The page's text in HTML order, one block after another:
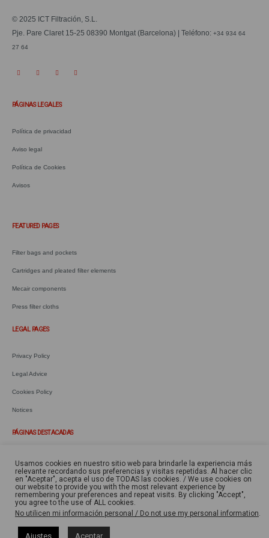
© 2025 ICT Filtración, S.L.
Pje. Pare Claret 15-25 08390 Montgat (Barcelona) | Teléfono: +34 934 64
27 64
PÁGINAS LEGALES
Política de privacidad
Aviso legal
Política de Cookies
Avisos
FEATURED PAGES
Filter bags and pockets
Cartridges and pleated filter elements
Mecair components
Press filter cloths
LEGAL PAGES
Privacy Policy
Legal Advice
Cookies Policy
Notices
PÁGINAS DESTACADAS
Mangas y bolsas filtrantes
Cartuchos y elementos filtrantes
Componentes Mecair
Telas para filtro prensa
Usamos cookies en nuestro sitio web para brindarle la experiencia más
relevante recordando sus preferencias y visitas repetidas. Al hacer clic
en "Aceptar", acepta el uso de TODAS las cookies. / We use cookies on
our website to provide you with the most relevant experience by
remembering your preferences and repeat visits. By clicking "Accept",
you agree to the use of ALL cookies.
No utilicen mi información personal / Do not use my personal information.
Ajustes Aceptar